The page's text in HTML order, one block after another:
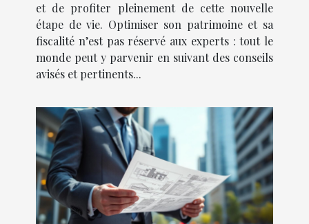
et de profiter pleinement de cette nouvelle
étape de vie. Optimiser son patrimoine et sa
fiscalité n’est pas réservé aux experts : tout le
monde peut y parvenir en suivant des conseils
avisés et pertinents...